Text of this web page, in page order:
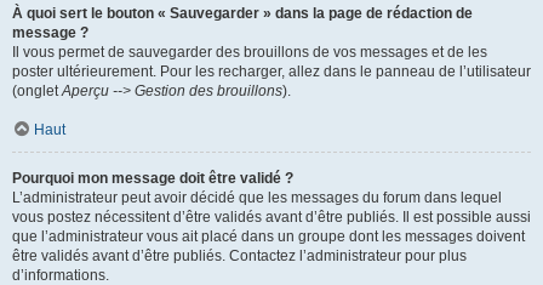
À quoi sert le bouton « Sauvegarder » dans la page de rédaction de
message ?
Il vous permet de sauvegarder des brouillons de vos messages et de les
poster ultérieurement. Pour les recharger, allez dans le panneau de l’utilisateur
(ongletAperçu --> Gestion des brouillons).
Haut
Pourquoi mon message doit être validé ?
L’administrateur peut avoir décidé que les messages du forum dans lequel
vous postez nécessitent d’être validés avant d’être publiés. Il est possible aussi
que l’administrateur vous ait placé dans un groupe dont les messages doivent
être validés avant d’être publiés. Contactez l’administrateur pour plus
d’informations.